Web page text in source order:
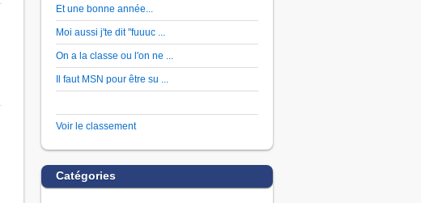
Et une bonne année...
Moi aussi j'te dit "fuuuc ...
On a la classe ou l'on ne ...
Il faut MSN pour être su ...
Voir le classement
Catégories